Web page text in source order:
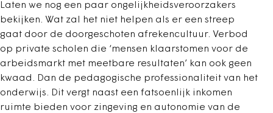
Laten we nog een paar ongelijkheidsveroorzakers
bekijken. Wat zal het niet helpen als er een streep
gaat door de doorgeschoten afrekencultuur. Verbod
op private scholen die ‘mensen klaarstomen voor de
arbeidsmarkt met meetbare resultaten’ kan ook geen
kwaad. Dan de pedagogische professionaliteit van het
onderwijs. Dit vergt naast een fatsoenlijk inkomen
ruimte bieden voor zingeving en autonomie van de